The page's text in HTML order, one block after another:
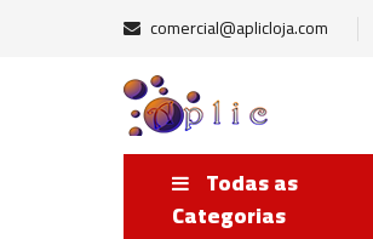
comercial@aplicloja.com
Todas as
Categorias